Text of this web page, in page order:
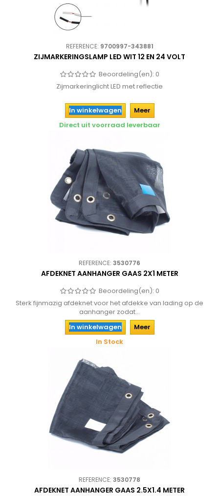
REFERENCE: 9700997-343881
ZIJMARKERINGSLAMP LED WIT 12 EN 24 VOLT
Beoordeling(en): 0
Zijmarkeringlicht LED met reflectie
In winkelwagen
Meer
Direct uit voorraad leverbaar
REFERENCE: 3530776
AFDEKNET AANHANGER GAAS 2X1 METER
Beoordeling(en): 0
Sterk fijnmazig afdeknet voor het afdekke van lading op de
aanhanger zodat...
In winkelwagen
Meer
In Stock
REFERENCE: 3530778
AFDEKNET AANHANGER GAAS 2.5X1.4 METER